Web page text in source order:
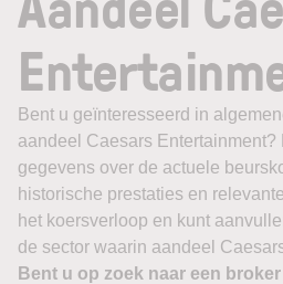
Bent u geïnteresseerd in
aandeel Caesars
gegevens over de actuele
historische prestaties en
het koersverloop en kunt
de sector waarin aandeel
Bent u op zoek naar een